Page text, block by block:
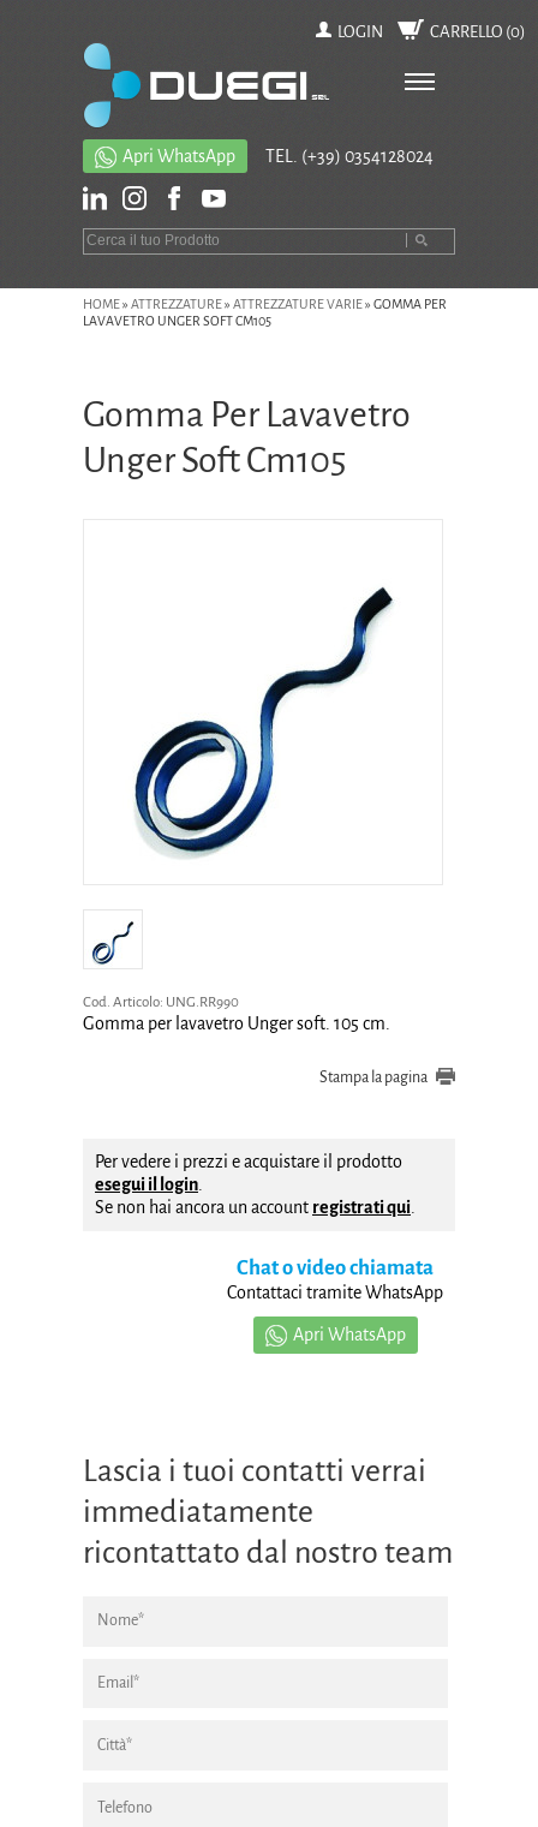
LOGIN CARRELLO (0)
Apri WhatsApp TEL. (+39) 0354128024
HOME» ATTREZZATURE» ATTREZZATURE VARIE» GOMMA PER
LAVAVETRO UNGER SOFT CM105
Gomma Per Lavavetro
Unger Soft Cm105
Cod. Articolo: UNG.RR990
Gomma per lavavetro Unger soft. 105 cm.
Stampa la pagina
Per vedere i prezzi e acquistare il prodotto
esegui il login
Se non hai ancora un account registrati qui
Chat o video chiamata
Contattaci tramite WhatsApp
Apri WhatsApp
Lascia i tuoi contatti verrai
immediatamente
ricontattato dal nostro team